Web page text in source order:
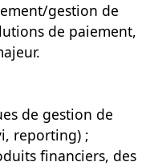
gestion de
de paiement,
de gestion de
reporting) ;
financiers, des